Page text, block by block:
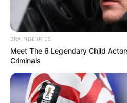
Home
Futboll Shqiptar
Belica: Laçi nuk është Uzuni,
BRAINBERRIES
Meet The 6 Legendary Child
Criminals